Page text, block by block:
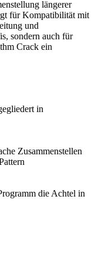
längerer
für Kompatibilität mit
und
sondern auch für
Crack ein
in
Zusammenstellen
die Achtel in